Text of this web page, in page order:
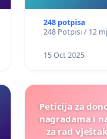
248 potpisa
248 Potpisi / 12
15 Oct 2025
Peticija za
nagradama i
za rad